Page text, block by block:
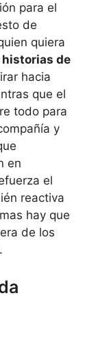
para el
de
quiera
de
hacia
que el
todo para
y
en
el
reactiva
hay que
de los